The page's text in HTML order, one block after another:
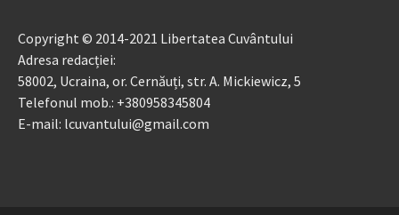
Copyright © 2014-2021 Libertatea Cuvântului
Adresa redacției:
58002, Ucraina, or. Cernăuți, str. A. Mickiewicz, 5
Telefonul mob.: +380958345804
E-mail: lcuvantului@gmail.com